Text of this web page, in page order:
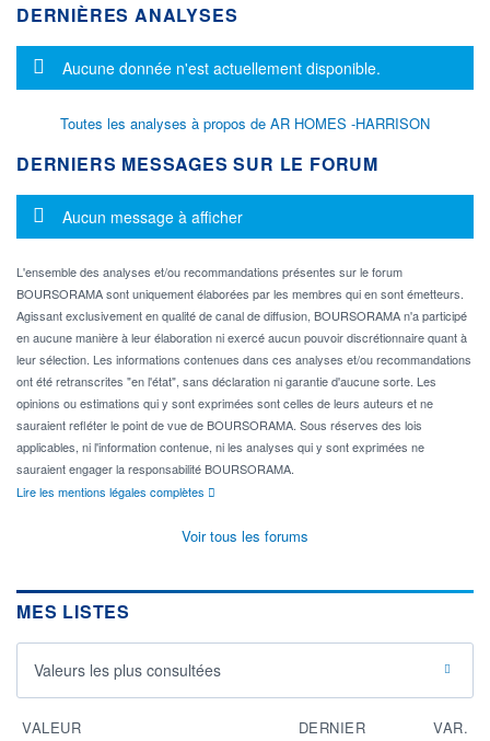
DERNIÈRES ANALYSES
Message d'information
Aucune donnée n'est actuellement disponible.
Toutes les analyses à propos de AR HOMES -HARRISON
DERNIERS MESSAGES SUR LE FORUM
Message d'information
Aucun message à afficher
L'ensemble des analyses et/ou recommandations présentes sur le forum
BOURSORAMA sont uniquement élaborées par les membres qui en sont émetteurs.
Agissant exclusivement en qualité de canal de diffusion, BOURSORAMA n'a participé
en aucune manière à leur élaboration ni exercé aucun pouvoir discrétionnaire quant à
leur sélection. Les informations contenues dans ces analyses et/ou recommandations
ont été retranscrites "en l'état", sans déclaration ni garantie d'aucune sorte. Les
opinions ou estimations qui y sont exprimées sont celles de leurs auteurs et ne
sauraient refléter le point de vue de BOURSORAMA. Sous réserves des lois
applicables, ni l'information contenue, ni les analyses qui y sont exprimées ne
sauraient engager la responsabilité BOURSORAMA.
Lire les mentions légales complètes
Voir tous les forums
MES LISTES
Valeurs les plus consultées
VALEUR DERNIER VAR.